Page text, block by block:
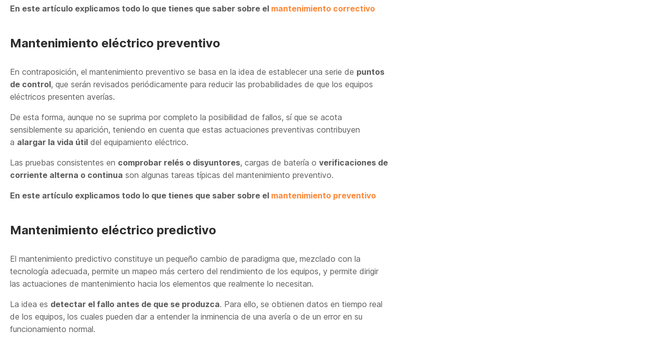
En este artículo explicamos todo lo que tienes que saber sobre el mantenimiento correctivo
Mantenimiento eléctrico preventivo
En contraposición, el mantenimiento preventivo se basa en la idea de establecer una serie de puntos
de control, que serán revisados periódicamente para reducir las probabilidades de que los equipos
eléctricos presenten averías.
De esta forma, aunque no se suprima por completo la posibilidad de fallos, sí que se acota
sensiblemente su aparición, teniendo en cuenta que estas actuaciones preventivas contribuyen
a alargar la vida útil del equipamiento eléctrico.
Las pruebas consistentes en comprobar relés o disyuntores, cargas de batería o verificaciones de
corriente alterna o continua son algunas tareas típicas del mantenimiento preventivo.
En este artículo explicamos todo lo que tienes que saber sobre el mantenimiento preventivo
Mantenimiento eléctrico predictivo
El mantenimiento predictivo constituye un pequeño cambio de paradigma que, mezclado con la
tecnología adecuada, permite un mapeo más certero del rendimiento de los equipos, y permite dirigir
las actuaciones de mantenimiento hacia los elementos que realmente lo necesitan.
La idea es detectar el fallo antes de que se produzca. Para ello, se obtienen datos en tiempo real
de los equipos, los cuales pueden dar a entender la inminencia de una avería o de un error en su
funcionamiento normal.